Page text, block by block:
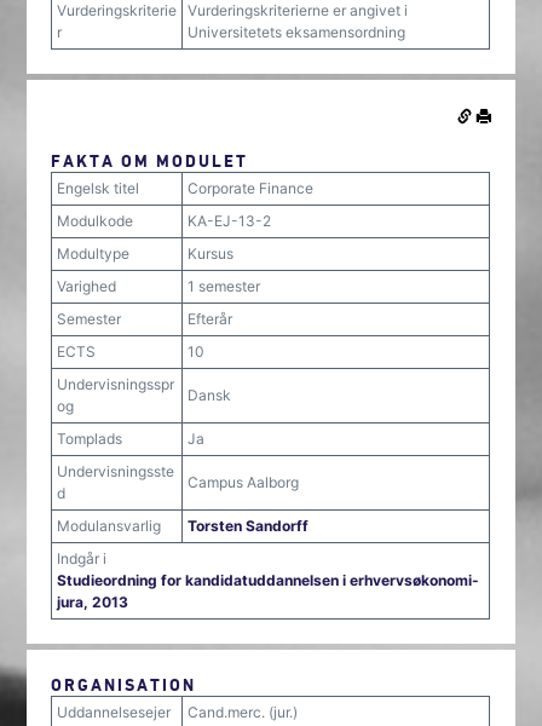
Vurderingskriterie
r
Vurderingskriterierne er angivet i
Universitetets eksamensordning
FAKTA OM MODULET
Engelsk titel
Corporate Finance
Modulkode
KA-EJ-13-2
Modultype
Kursus
Varighed
1 semester
Semester
Efterår
ECTS
10
Undervisningsspr
og
Dansk
Tomplads
Ja
Undervisningsste
d
Campus Aalborg
Modulansvarlig
Torsten Sandorff
Indgår i
Studieordning for kandidatuddannelsen i erhvervsøkonomi-
jura, 2013
ORGANISATION
Uddannelsesejer
Cand.merc. (jur.)